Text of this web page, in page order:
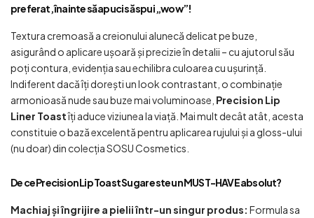
preferat, înainte să apuci să spui „wow”!
Textura cremoasă a creionului alunecă delicat pe buze,
asigurând o aplicare ușoară și precizie în detalii – cu ajutorul său
poți contura, evidenția sau echilibra culoarea cu ușurință.
Indiferent dacă îți dorești un look contrastant, o combinație
armonioasă nude sau buze mai voluminoase, Precision Lip
Liner Toastîți aduce viziunea la viață. Mai mult decât atât, acesta
constituie o bază excelentă pentru aplicarea rujului și a gloss-ului
(nu doar) din colecția SOSU Cosmetics.
De ce Precision Lip Toast Sugar este un MUST-HAVE absolut?
Machiaj și îngrijire a pielii într-un singur produs: Formula sa